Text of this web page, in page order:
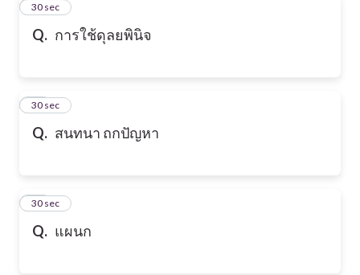
Q. การใช้ดุลยพินิจ
12
30 sec
Q. สนทนา ถกปัญหา
13
30 sec
Q. แผนก
14
30 sec